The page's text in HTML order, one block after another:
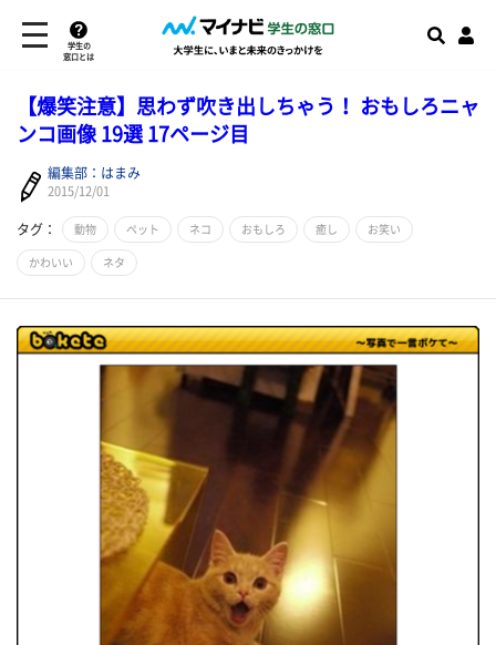
学生の
窓口とは
【爆笑注意】思わず吹き出しちゃう！ おもしろニャ
ンコ画像 19選 17ページ目
編集部：はまみ
2015/12/01
タグ： 動物 ペット ネコ おもしろ 癒し お笑い
かわいい ネタ